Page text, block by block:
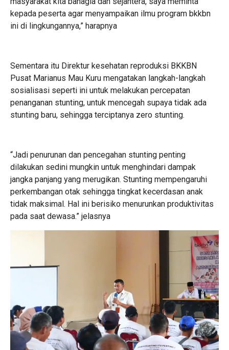
kepada peserta agar menyampaikan ilmu program bkkbn
ini di lingkungannya,” harapnya
Sementara itu Direktur kesehatan reproduksi BKKBN
Pusat Marianus Mau Kuru mengatakan langkah-langkah
sosialisasi seperti ini untuk melakukan percepatan
penanganan stunting, untuk mencegah supaya tidak ada
stunting baru, sehingga terciptanya zero stunting.
“Jadi penurunan dan pencegahan stunting penting
dilakukan sedini mungkin untuk menghindari dampak
jangka panjang yang merugikan. Stunting mempengaruhi
perkembangan otak sehingga tingkat kecerdasan anak
tidak maksimal. Hal ini berisiko menurunkan produktivitas
pada saat dewasa.” jelasnya